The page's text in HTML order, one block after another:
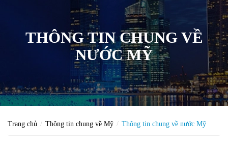
THÔNG TIN CHUNG VỀ
NƯỚC MỸ
Trang chủ Thông tin chung về Mỹ Thông tin chung về nước Mỹ